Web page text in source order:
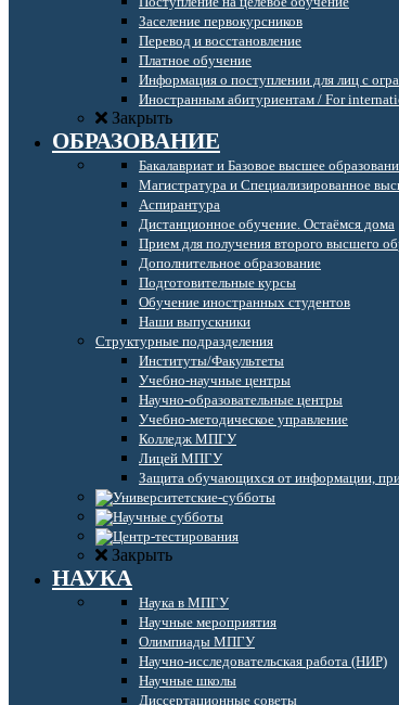
Заселение первокурсников
Перевод и восстановление
Платное обучение
Информация о поступлении для лиц с
Иностранным абитуриентам / For
Закрыть
ОБРАЗОВАНИЕ
Бакалавриат и Базовое высшее
Магистратура и Специализированное
Аспирантура
Дистанционное обучение. Остаёмся дома
Прием для получения второго высшего
Дополнительное образование
Подготовительные курсы
Обучение иностранных студентов
Наши выпускники
Структурные подразделения
Институты/Факультеты
Учебно-научные центры
Научно-образовательные центры
Учебно-методическое управление
Колледж МПГУ
Лицей МПГУ
Защита обучающихся от информации,
Закрыть
НАУКА
Наука в МПГУ
Научные мероприятия
Олимпиады МПГУ
Научно-исследовательская работа (НИР)
Научные школы
Диссертационные советы